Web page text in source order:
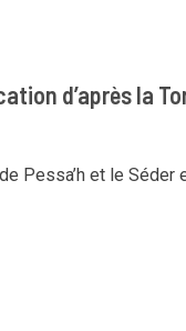
d’après la
Pessa’h et le Séder